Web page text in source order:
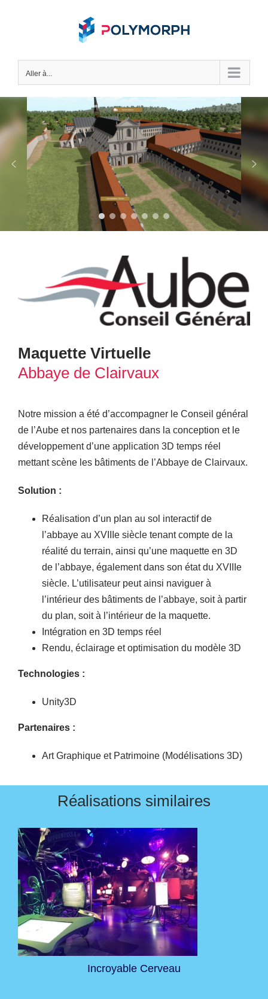
Aller à...
Maquette Virtuelle
Abbaye de Clairvaux
Notre mission a été d’accompagner le Conseil général
de l’Aube et nos partenaires dans la conception et le
développement d’une application 3D temps réel
mettant scène les bâtiments de l’Abbaye de Clairvaux.
Solution :
Réalisation d’un plan au sol interactif de
l’abbaye au XVIIIe siècle tenant compte de la
réalité du terrain, ainsi qu’une maquette en 3D
de l’abbaye, également dans son état du XVIIIe
siècle. L’utilisateur peut ainsi naviguer à
l’intérieur des bâtiments de l’abbaye, soit à partir
du plan, soit à l’intérieur de la maquette.
Intégration en 3D temps réel
Rendu, éclairage et optimisation du modèle 3D
Technologies :
Unity3D
Partenaires :
Art Graphique et Patrimoine (Modélisations 3D)
Réalisations similaires
Incroyable Cerveau